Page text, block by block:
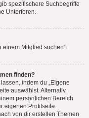
spezifischere Suchbegriffe
Unterforen.
einem Mitglied suchen“.
finden?
indem du „Eigene
auswählst. Alternativ
persönlichen Bereich
eigenen Profilseite
von dir erstellen Themen